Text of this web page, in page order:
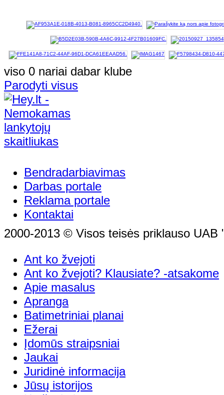
viso 0 nariai dabar klube
Parodyti visus
Bendradarbiavimas
Darbas portale
Reklama portale
Kontaktai
2000-2013 © Visos teisės priklauso UAB
Ant ko žvejoti
Ant ko žvejoti? Klausiate? -atsakome
Apie masalus
Apranga
Batimetriniai planai
Ežerai
Įdomūs straipsniai
Jaukai
Juridinė informacija
Jūsų istorijos